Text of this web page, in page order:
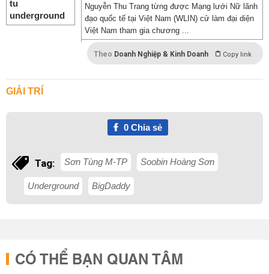
Nguyễn Thu Trang từng được Mạng lưới Nữ lãnh
đạo quốc tế tại Việt Nam (WLIN) cử làm đại diện
Việt Nam tham gia chương ...
Theo Doanh Nghiệp & Kinh Doanh Copy link
GIẢI TRÍ
0Chia sẻ
Tag: Sơn Tùng M-TP Soobin Hoàng Sơn
Underground BigDaddy
CÓ THỂ BẠN QUAN TÂM